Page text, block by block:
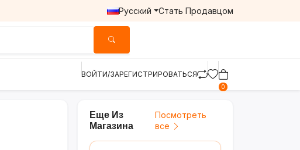
Русский Стать Продавцом
ВОЙТИ/ЗАРЕГИСТРИРОВАТЬСЯ
0
Еще Из
Магазина
Посмотреть
все